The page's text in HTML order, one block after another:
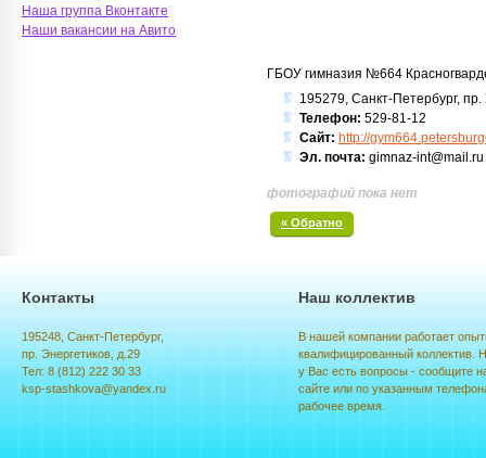
Наша группа Вконтакте
Наши вакансии на Авито
ГБОУ гимназия №664
195279, Санкт-Петербург,
Телефон: 529-81-12
Сайт: http://
Эл. почта: gimnaz-int@mail.ru
фотографий пока нет
« Обратно
Контакты
195248, Санкт-Петербург,
пр. Энергетиков, д.29
Тел: 8 (812) 222 30 33
ksp-stashkova@yandex.ru
Наш коллектив
В нашей компании работает
квалифицированный коллектив.
у Вас есть вопросы - сообщите
сайте или по указанным
рабочее время.